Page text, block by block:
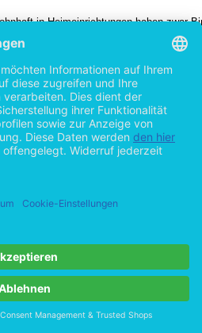
in Heimeinrichtungen haben zwar
die Rede ist hierbei aber selten von
Um zu verstehen, welche Rolle
spielt, wird diese im Folgenden in ihren
12
dienen dem Verständnis der